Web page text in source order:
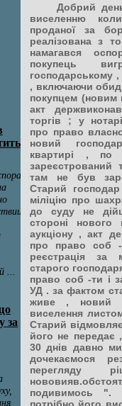
Добрий
виселенню
проданої за
реалізована з
намагався
покупець
господарському ,
, включаючи
покупцем (новим
акт
торгів ; у
про право
новий
квартирі ,
зареєстрований
там не був
Старий
міліцію про
до суду не
стороні нового
аукціону , акт
про право соб
реєстрація за
старого
право соб -ти і
УД . за фактом
живе , новий
виселення
Старий
його не передає
30 днів давно
дочекаємося
перегляду
подивимось
потрібно його